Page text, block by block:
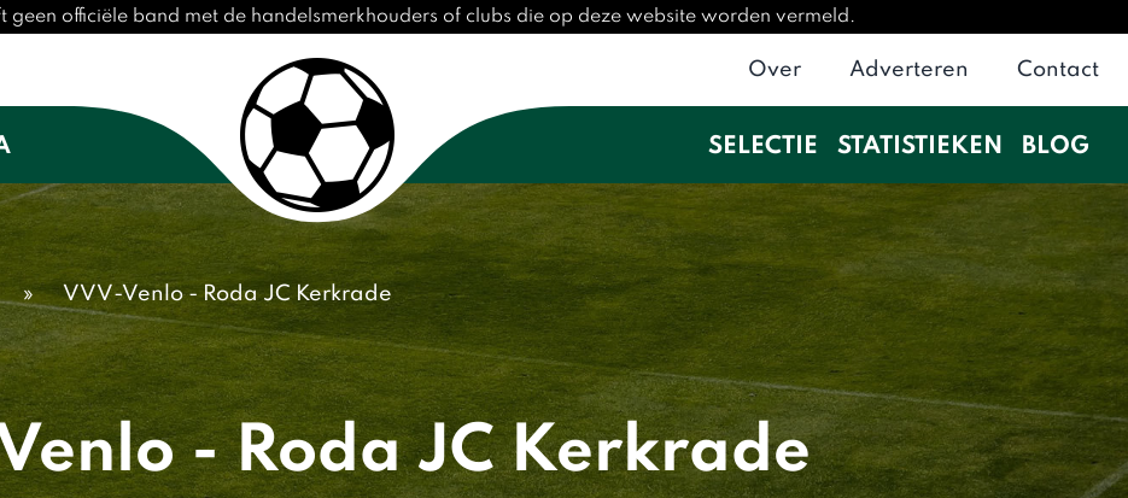
geen officiële band met de handelsmerkhouders of clubs die op deze website worden vermeld.
Over Adverteren Contact
SELECTIE STATISTIEKEN BLOG
» VVV-Venlo - Roda JC Kerkrade
- Roda JC Kerkrade